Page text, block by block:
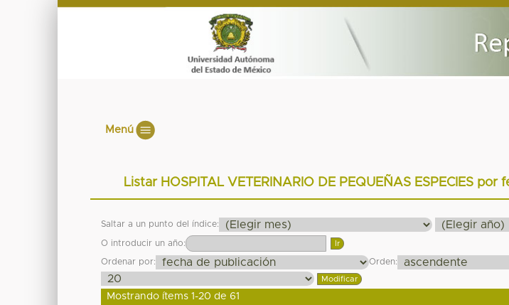
Menú
Listar HOSPITAL VETERINARIO DE PEQUEÑAS ESPECIES
Saltar a un punto del índice:
O introducir un año:
Ordenar por: Orden:
Mostrando ítems 1-20 de 61